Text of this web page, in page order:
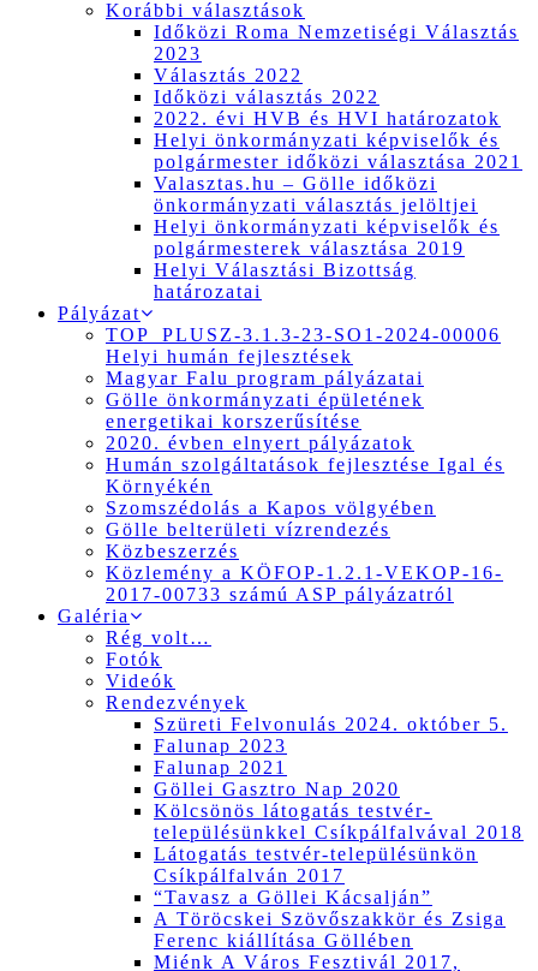
Korábbi választások
Időközi Roma Nemzetiségi Választás
2023
Választás 2022
Időközi választás 2022
2022. évi HVB és HVI határozatok
Helyi önkormányzati képviselők és
polgármester időközi választása 2021
Valasztas.hu – Gölle időközi
önkormányzati választás jelöltjei
Helyi önkormányzati képviselők és
polgármesterek választása 2019
Helyi Választási Bizottság
határozatai
Pályázat
TOP_PLUSZ-3.1.3-23-SO1-2024-00006
Helyi humán fejlesztések
Magyar Falu program pályázatai
Gölle önkormányzati épületének
energetikai korszerűsítése
2020. évben elnyert pályázatok
Humán szolgáltatások fejlesztése Igal és
Környékén
Szomszédolás a Kapos völgyében
Gölle belterületi vízrendezés
Közbeszerzés
Közlemény a KÖFOP-1.2.1-VEKOP-16-
2017-00733 számú ASP pályázatról
Galéria
Rég volt…
Fotók
Videók
Rendezvények
Szüreti Felvonulás 2024. október 5.
Falunap 2023
Falunap 2021
Göllei Gasztro Nap 2020
Kölcsönös látogatás testvér-
településünkkel Csíkpálfalvával 2018
Látogatás testvér-településünkön
Csíkpálfalván 2017
“Tavasz a Göllei Kácsalján”
A Töröcskei Szövőszakkör és Zsiga
Ferenc kiállítása Göllében
Miénk A Város Fesztivál 2017,